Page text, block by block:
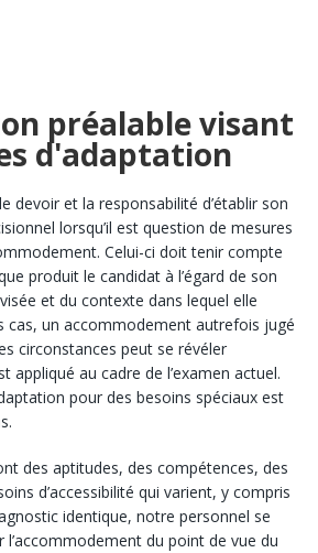
préalable visant
d'adaptation
devoir et la responsabilité d’établir son
lorsqu’il est question de mesures
Celui-ci doit tenir compte
produit le candidat à l’égard de son
et du contexte dans lequel elle
cas, un accommodement autrefois jugé
circonstances peut se révéler
appliqué au cadre de l’examen actuel.
pour des besoins spéciaux est
des aptitudes, des compétences, des
d’accessibilité qui varient, y compris
identique, notre personnel se
l’accommodement du point de vue du